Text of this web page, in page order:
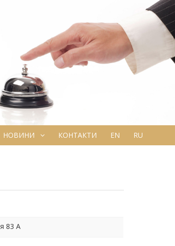
НОВИНИ КОНТАКТИ EN
RU
83 А